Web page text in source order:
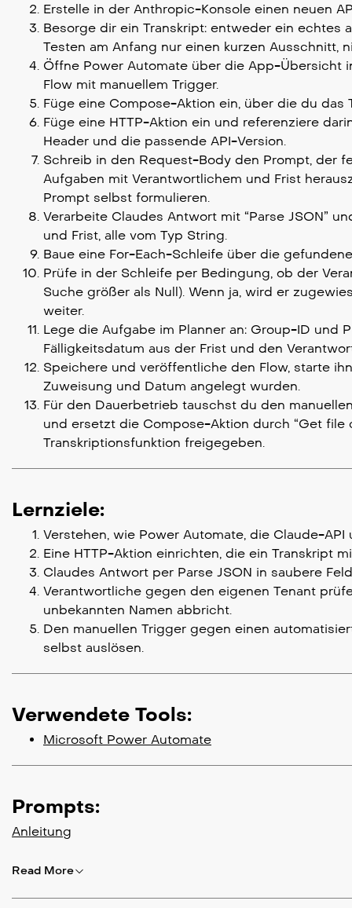
Erstelle in der Anthropic-Konsole einen neuen
Besorge dir ein Transkript: entweder ein echtes
Testen am Anfang nur einen kurzen Ausschnitt,
Öffne Power Automate über die App-Übersicht
Flow mit manuellem Trigger.
Füge eine Compose-Aktion ein, über die du
Füge eine HTTP-Aktion ein und referenziere
Header und die passende API-Version.
Schreib in den Request-Body den Prompt, der
Aufgaben mit Verantwortlichem und Frist
Prompt selbst formulieren.
Verarbeite Claudes Antwort mit “Parse JSON”
und Frist, alle vom Typ String.
Baue eine For-Each-Schleife über die
Prüfe in der Schleife per Bedingung, ob der
Suche größer als Null). Wenn ja, wird er
weiter.
Lege die Aufgabe im Planner an: Group-ID und
Fälligkeitsdatum aus der Frist und den
Speichere und veröffentliche den Flow, starte
Zuweisung und Datum angelegt wurden.
Für den Dauerbetrieb tauschst du den
und ersetzt die Compose-Aktion durch “Get file
Transkriptionsfunktion freigegeben.
Lernziele:
Verstehen, wie Power Automate, die Claude-
Eine HTTP-Aktion einrichten, die ein Transkript
Claudes Antwort per Parse JSON in saubere
Verantwortliche gegen den eigenen Tenant
unbekannten Namen abbricht.
Den manuellen Trigger gegen einen
selbst auslösen.
Verwendete Tools:
Microsoft Power Automate
Prompts:
Anleitung
Read More